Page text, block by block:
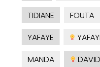
TIDIANE
FOUTA
YAFAYE
MANDA
DAVID